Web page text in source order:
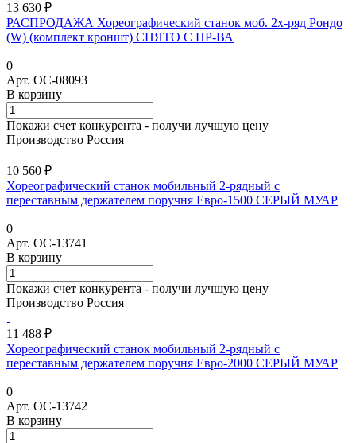
13 630 ₽
РАСПРОДАЖА Хореографический станок моб. 2х-ряд Рондо
(W) (комплект кроншт) СНЯТО С ПР-ВА
0
Арт. ОС-08093
В корзину
Покажи счет конкурента - получи лучшую цену
Производство Россия
10 560 ₽
Хореографический станок мобильный 2-рядный с
переставным держателем поручня Евро-1500 СЕРЫЙ МУАР
0
Арт. ОС-13741
В корзину
Покажи счет конкурента - получи лучшую цену
Производство Россия
11 488 ₽
Хореографический станок мобильный 2-рядный с
переставным держателем поручня Евро-2000 СЕРЫЙ МУАР
0
Арт. ОС-13742
В корзину